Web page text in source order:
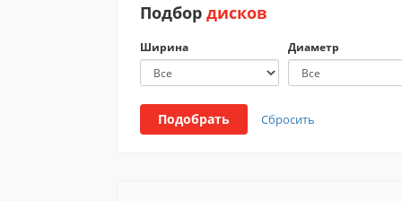
Подбор дисков
Ширина Диаметр
Подобрать Сбросить